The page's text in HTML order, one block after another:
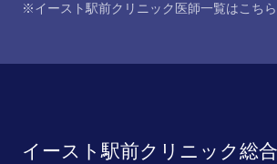
※イースト駅前クリニック医師一覧はこちら
イースト駅前クリニック総合